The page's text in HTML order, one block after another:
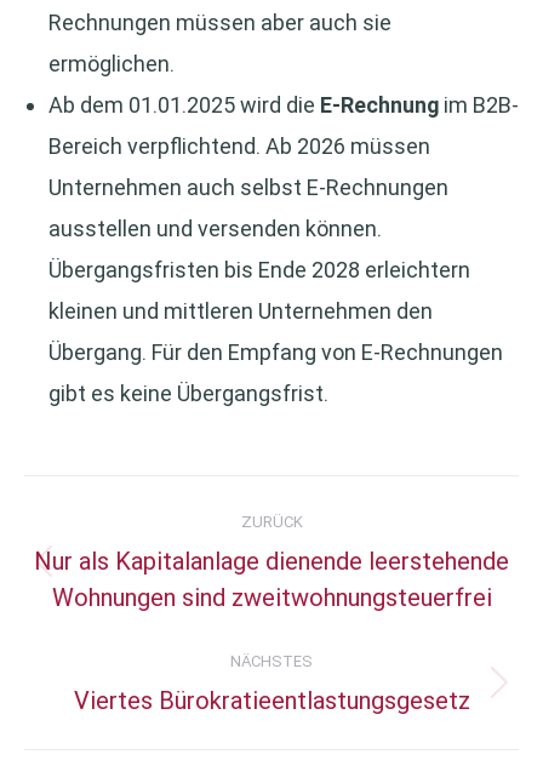
Rechnungen müssen aber auch sie
ermöglichen.
Ab dem 01.01.2025 wird die E-Rechnung im B2B-
Bereich verpflichtend. Ab 2026 müssen
Unternehmen auch selbst E-Rechnungen
ausstellen und versenden können.
Übergangsfristen bis Ende 2028 erleichtern
kleinen und mittleren Unternehmen den
Übergang. Für den Empfang von E-Rechnungen
gibt es keine Übergangsfrist.
Kommentarnavigation
ZURÜCK
Nur als Kapitalanlage dienende leerstehende
Wohnungen sind zweitwohnungsteuerfrei
NÄCHSTES
Nächster
Viertes Bürokratieentlastungsgesetz